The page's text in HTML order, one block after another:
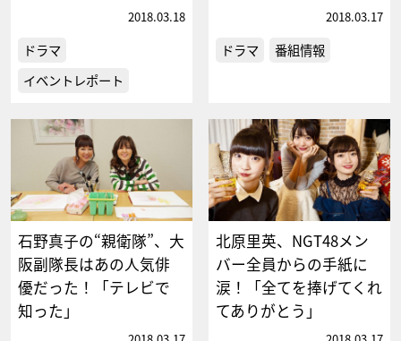
2018.03.18
ドラマ
イベントレポート
2018.03.17
ドラマ 番組情報
石野真子の“親衛隊”、大
阪副隊長はあの人気俳
優だった！「テレビで
知った」
北原里英、NGT48メン
バー全員からの手紙に
涙！「全てを捧げてくれ
てありがとう」